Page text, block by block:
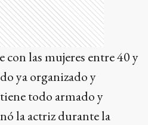
con las mujeres entre 40 y
ya organizado y
todo armado y
la actriz durante la